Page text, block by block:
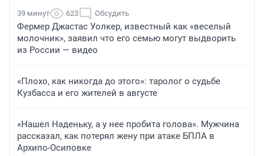
39 минут 623 Обсудить
Фермер Джастас Уолкер, известный как «веселый
молочник», заявил что его семью могут выдворить
из России — видео
«Плохо, как никогда до этого»: таролог о судьбе
Кузбасса и его жителей в августе
«Нашел Наденьку, а у нее пробита голова». Мужчина
рассказал, как потерял жену при атаке БПЛА в
Архипо-Осиповке